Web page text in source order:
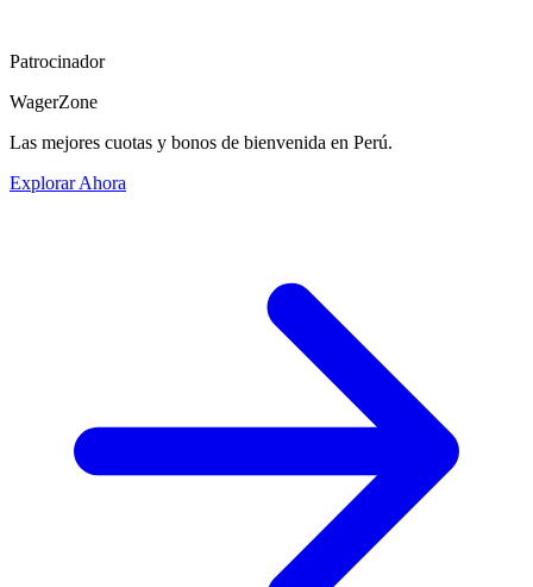
Patrocinador
WagerZone
Las mejores cuotas y bonos de bienvenida en Perú.
Explorar Ahora